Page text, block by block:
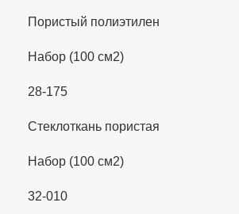
Пористый полиэтилен
Набор (100 см2)
28-175
Стеклоткань пористая
Набор (100 см2)
32-010